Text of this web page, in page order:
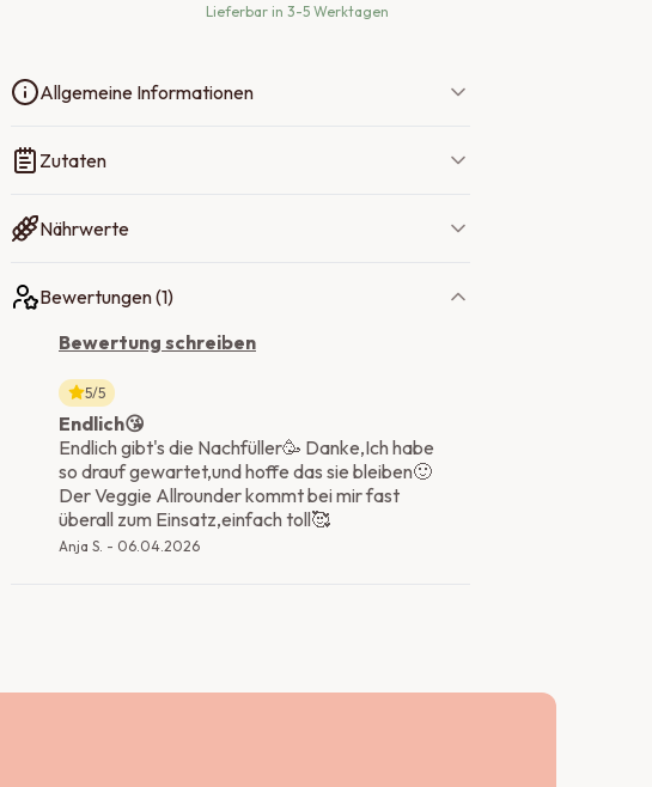
Lieferbar in 3-5 Werktagen
Allgemeine Informationen
Zutaten
Nährwerte
Bewertungen (1)
Bewertung schreiben
5/5
Endlich😘
Endlich gibt's die Nachfüller🥳 Danke,Ich habe
so drauf gewartet,und hoffe das sie bleiben🙂
Der Veggie Allrounder kommt bei mir fast
überall zum Einsatz,einfach toll🥰
Anja S. - 06.04.2026